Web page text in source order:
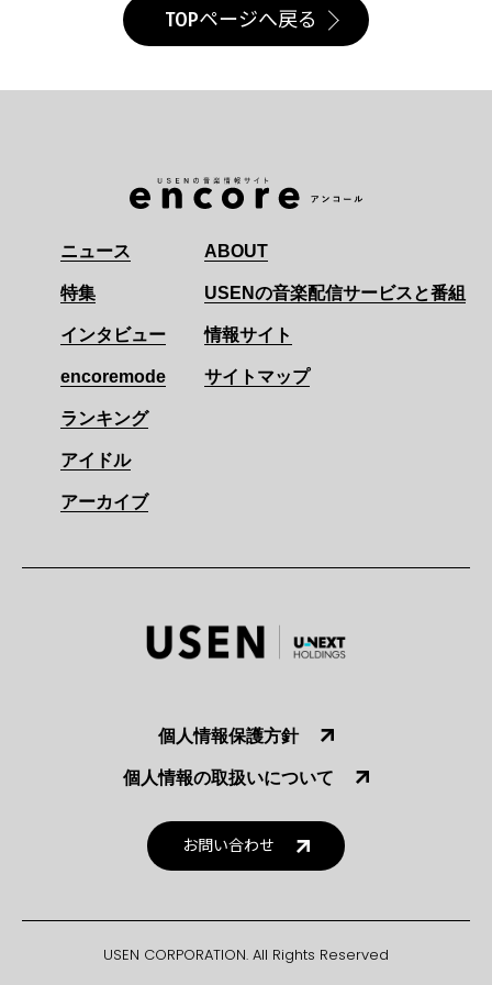
TOPページへ戻る
ニュース
特集
インタビュー
encoremode
ランキング
アイドル
アーカイブ
ABOUT
USENの音楽配信サービスと番組
情報サイト
サイトマップ
個人情報保護方針
個人情報の取扱いについて
お問い合わせ
USEN CORPORATION. All Rights Reserved